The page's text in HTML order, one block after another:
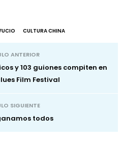
CULTURA CHINA
ANTERIOR
y 103 guiones compiten en
Film Festival
SIGUIENTE
todos